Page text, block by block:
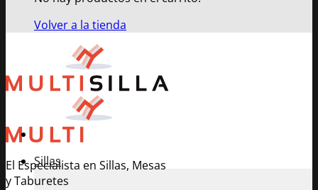
Volver a la tienda
El Especialista en Sillas, Mesas
y Taburetes
Sillas